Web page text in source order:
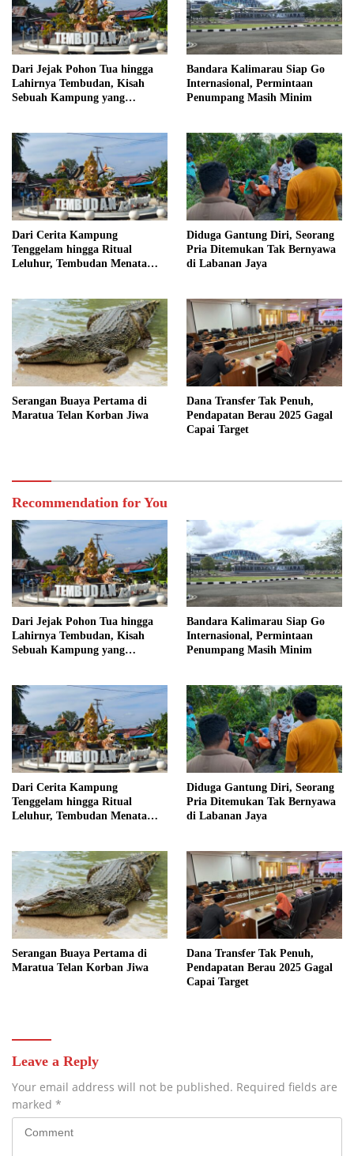
Dari Jejak Pohon Tua hingga
Lahirnya Tembudan, Kisah
Sebuah Kampung yang
Bandara Kalimarau Siap Go
Internasional, Permintaan
Penumpang Masih Minim
Dari Cerita Kampung
Tenggelam hingga Ritual
Leluhur, Tembudan Menata
Diduga Gantung Diri, Seorang
Pria Ditemukan Tak Bernyawa
di Labanan Jaya
Serangan Buaya Pertama di
Maratua Telan Korban Jiwa
Dana Transfer Tak Penuh,
Pendapatan Berau 2025 Gagal
Capai Target
Recommendation for You
Dari Jejak Pohon Tua hingga
Lahirnya Tembudan, Kisah
Sebuah Kampung yang
Bandara Kalimarau Siap Go
Internasional, Permintaan
Penumpang Masih Minim
Dari Cerita Kampung
Tenggelam hingga Ritual
Leluhur, Tembudan Menata
Diduga Gantung Diri, Seorang
Pria Ditemukan Tak Bernyawa
di Labanan Jaya
Serangan Buaya Pertama di
Maratua Telan Korban Jiwa
Dana Transfer Tak Penuh,
Pendapatan Berau 2025 Gagal
Capai Target
Leave a Reply
Your email address will not be published. Required fields are
marked *